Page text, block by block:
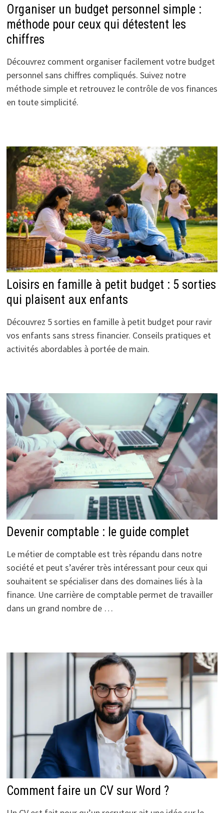
Organiser un budget personnel simple :
méthode pour ceux qui détestent les
chiffres
Découvrez comment organiser facilement votre budget
personnel sans chiffres compliqués. Suivez notre
méthode simple et retrouvez le contrôle de vos finances
en toute simplicité.
Loisirs en famille à petit budget : 5 sorties
qui plaisent aux enfants
Découvrez 5 sorties en famille à petit budget pour ravir
vos enfants sans stress financier. Conseils pratiques et
activités abordables à portée de main.
Devenir comptable : le guide complet
Le métier de comptable est très répandu dans notre
société et peut s’avérer très intéressant pour ceux qui
souhaitent se spécialiser dans des domaines liés à la
finance. Une carrière de comptable permet de travailler
dans un grand nombre de …
Comment faire un CV sur Word ?